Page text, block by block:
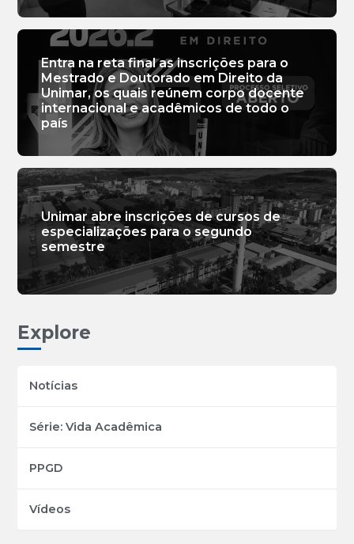
Entra na reta final as inscrições para o
Mestrado e Doutorado em Direito da
Unimar, os quais reúnem corpo docente
internacional e acadêmicos de todo o
país
Unimar abre inscrições de cursos de
especializações para o segundo
semestre
Explore
Notícias
Série: Vida Acadêmica
PPGD
Vídeos